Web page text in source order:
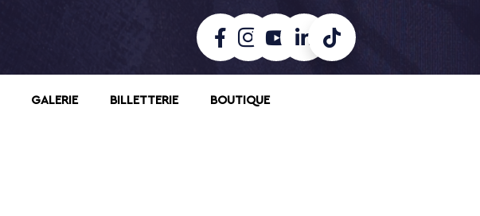
GALERIE BILLETTERIE BOUTIQUE